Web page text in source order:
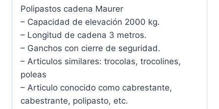
Polipastos cadena Maurer
– Capacidad de elevación 2000 kg.
– Longitud de cadena 3 metros.
– Ganchos con cierre de seguridad.
– Articulos similares: trocolas, trocolines,
poleas
– Articulo conocido como cabrestante,
cabestrante, polipasto, etc.